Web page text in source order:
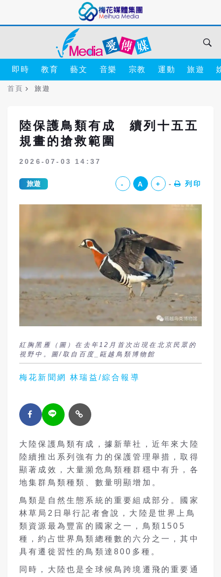
即時 教育 藝文 音樂 宗教 運動 旅遊
首頁 旅遊
陸保護鳥類有成 續列十五五
規畫的搶救範圍
2026-07-03 14:37
旅遊 - A + 列印
紅胸黑雁（圖）在去年12月首次出現在北京民眾的
視野中。圖/取自百度_甌越鳥類博物館
梅花新聞網 林瑞益/綜合報導
大陸保護鳥類有成，據新華社，近年來大陸
陸續推出系列強有力的保護管理舉措，取得
顯著成效，大量瀕危鳥類種群穩中有升，各
地集群鳥類種類、數量明顯增加。
鳥類是自然生態系統的重要組成部分。國家
林草局2日舉行記者會說，大陸是世界上鳥
類資源最為豐富的國家之一，鳥類1505
種，約占世界鳥類總種數的六分之一，其中
具有遷徙習性的鳥類達800多種。
同時，大陸也是全球候鳥跨境遷飛的重要通